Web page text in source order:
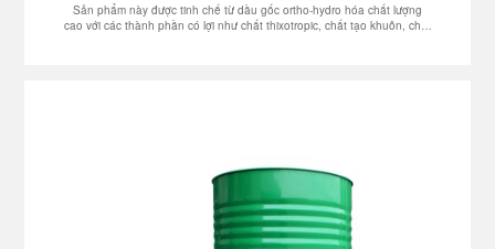
Sản phẩm này được tinh chế từ dầu gốc ortho-hydro hóa chất lượng
cao với các thành phần có lợi như chất thixotropic, chất tạo khuôn, chất